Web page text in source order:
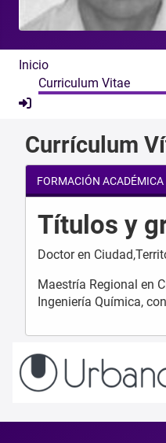
Inicio
Curriculum Vitae
Currículum
FORMACIÓN ACADÉMICA
Títulos y
Doctor en
Maestría Regional en
Ingeniería Química,